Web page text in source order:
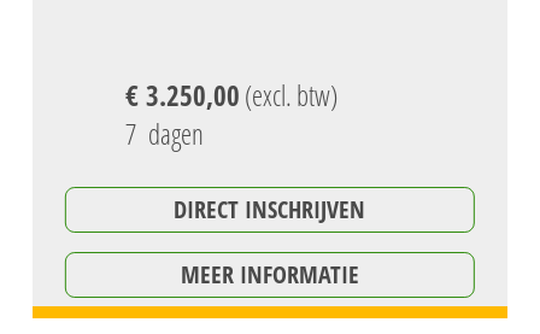
€ 3.250,00(excl. btw)
7 dagen
DIRECT INSCHRIJVEN
MEER INFORMATIE